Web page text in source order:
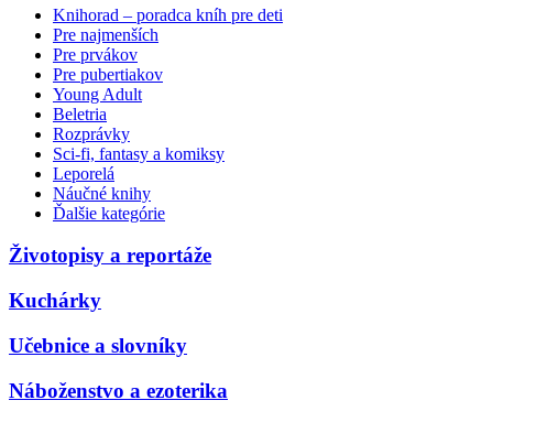
Knihorad – poradca kníh pre deti
Pre najmenších
Pre prvákov
Pre pubertiakov
Young Adult
Beletria
Rozprávky
Sci-fi, fantasy a komiksy
Leporelá
Náučné knihy
Ďalšie kategórie
Životopisy a reportáže
Kuchárky
Učebnice a slovníky
Náboženstvo a ezoterika